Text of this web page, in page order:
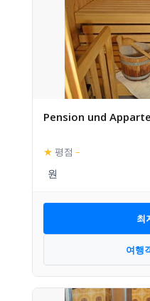
Pension und
★ 평점 –
최
여행